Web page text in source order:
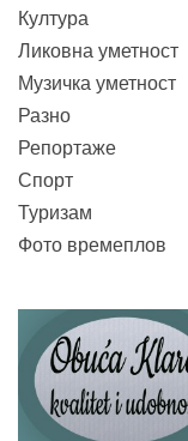
Култура
Ликовна уметност
Музичка уметност
Разно
Репортаже
Спорт
Туризам
Фото времеплов